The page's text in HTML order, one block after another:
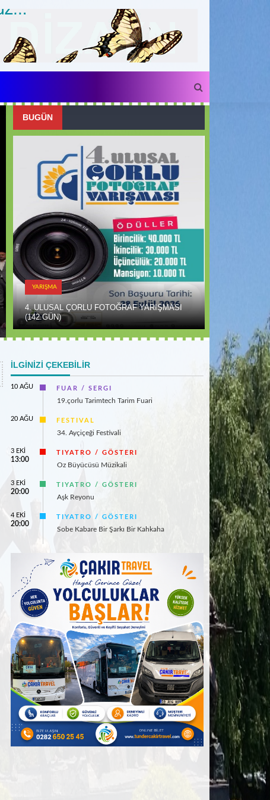
BUGÜN
YARIŞMA
4. ULUSAL ÇORLU FOTOĞRAF YARIŞMASI
(142.GÜN)
3.
İLGİNİZİ ÇEKEBİLİR
10 AĞU FUAR / SERGI
19.çorlu Tarimtech Tarim Fuari
20 AĞU FESTIVAL
34. Ayçiçeği Festivali
3 EKİ
13:00
TIYATRO / GÖSTERI
Oz Büyücüsü Müzikali
3 EKİ
20:00
TIYATRO / GÖSTERI
Aşk Reyonu
4 EKİ
20:00
TIYATRO / GÖSTERI
Sobe Kabare Bir Şarkı Bir Kahkaha